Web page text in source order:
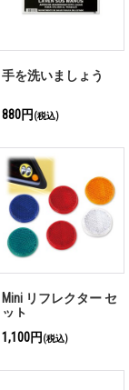
手を洗いましょう
880円 (税込)
Mini リフレクター セ
ット
1,100円 (税込)